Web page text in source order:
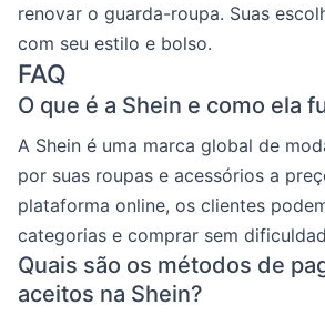
renovar o guarda-roupa. Suas
com seu estilo e bolso.
FAQ
O que é a Shein e como ela
A Shein é uma marca global de
por suas roupas e acessórios a
plataforma online, os clientes
categorias e comprar sem
Quais são os métodos de
aceitos na Shein?